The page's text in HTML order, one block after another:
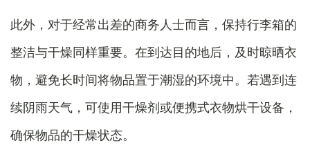
此外，对于经常出差的商务人士而言，保持行李箱的
整洁与干燥同样重要。在到达目的地后，及时晾晒衣
物，避免长时间将物品置于潮湿的环境中。若遇到连
续阴雨天气，可使用干燥剂或便携式衣物烘干设备，
确保物品的干燥状态。